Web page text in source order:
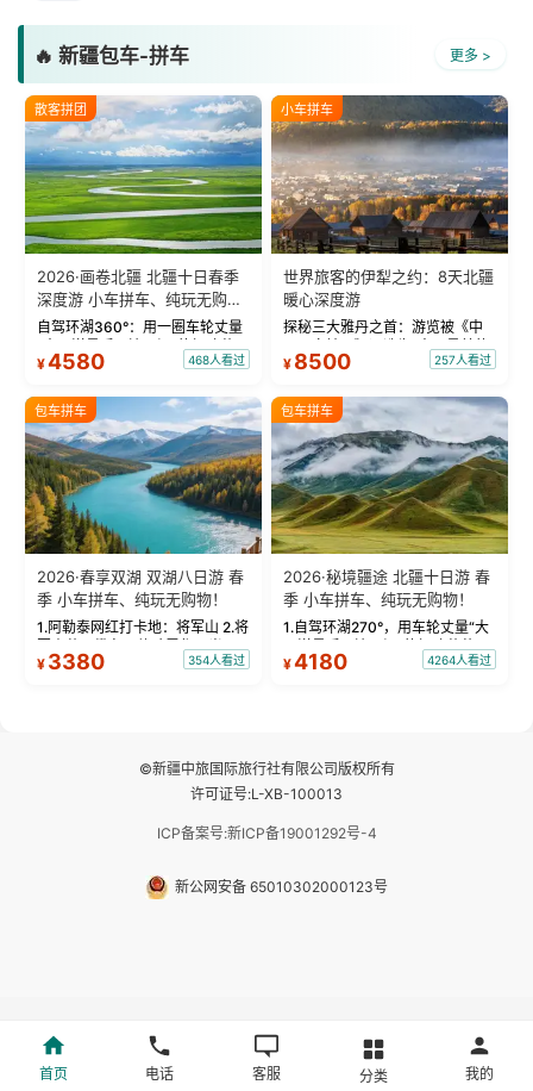
🔥 新疆包车-拼车 更多 >
散客拼团
2026·画卷北疆 北疆十日春季
深度游 小车拼车、纯玩无购
物！
自驾环湖360°：用一圈车轮丈量
“大西洋最后一滴眼泪”的极致蔚
蓝。 赛湖旅拍：甄选多款风格服
绝美瞬间。 赛湖坦克300跟车视
频：专业摄影师...
¥4580 468人看过
小车拼车
世界旅客的伊犁之约：8天北疆
暖心深度游
探秘三大雅丹之首：游览被《中
国国家地理》评选为“中国最美的
三大雅丹”第一名的克拉玛依魔鬼
瓦人最大村落——禾木村，欣赏
晨雾与小木...
¥ 8500 257人看过
包车拼车
2026·春享双湖 双湖八日游 春
季 小车拼车、纯玩无购物！
1.阿勒泰网红打卡地：将军山 2.将
军山落日缆车，体验雪都风光 3.
将军山，夕阳派对，蹦迪party 4.
¥ 3380 354人看过
包车拼车
2026·秘境疆途 北疆十日游 春
季 小车拼车、纯玩无购物！
1.自驾环湖270°，用车轮丈量“大
西洋最后一滴眼泪”的极致蔚蓝，
让雪山、花海与深邃湖水在转弯
¥4180 4264人看过
©新疆中旅国际旅行社有限公司版权所有
许可证号:L-XB-100013
ICP备案号:新ICP备19001292号-4
新公网安备 65010302000123号
首页 电话 客服 分类 我的